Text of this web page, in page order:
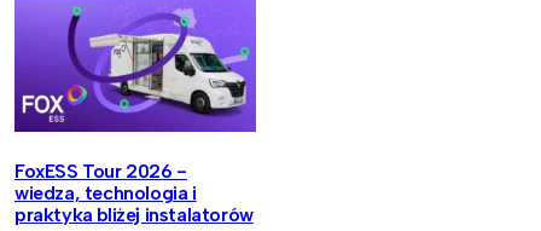
FoxESS Tour 2026 -
wiedza, technologia i
praktyka bliżej instalatorów